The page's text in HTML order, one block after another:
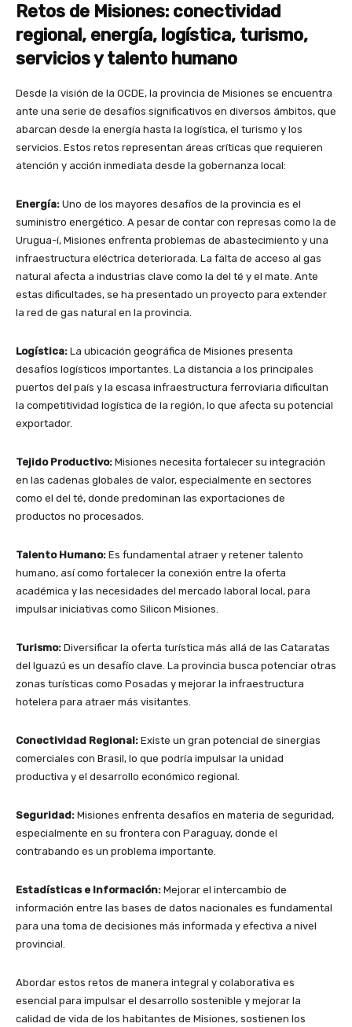
Retos de Misiones: conectividad
regional, energía, logística, turismo,
servicios y talento humano
Desde la visión de la OCDE, la provincia de Misiones se encuentra
ante una serie de desafíos significativos en diversos ámbitos, que
abarcan desde la energía hasta la logística, el turismo y los
servicios. Estos retos representan áreas críticas que requieren
atención y acción inmediata desde la gobernanza local:
Energía: Uno de los mayores desafíos de la provincia es el
suministro energético. A pesar de contar con represas como la de
Urugua-í, Misiones enfrenta problemas de abastecimiento y una
infraestructura eléctrica deteriorada. La falta de acceso al gas
natural afecta a industrias clave como la del té y el mate. Ante
estas dificultades, se ha presentado un proyecto para extender
la red de gas natural en la provincia.
Logística: La ubicación geográfica de Misiones presenta
desafíos logísticos importantes. La distancia a los principales
puertos del país y la escasa infraestructura ferroviaria dificultan
la competitividad logística de la región, lo que afecta su potencial
exportador.
Tejido Productivo: Misiones necesita fortalecer su integración
en las cadenas globales de valor, especialmente en sectores
como el del té, donde predominan las exportaciones de
productos no procesados.
Talento Humano: Es fundamental atraer y retener talento
humano, así como fortalecer la conexión entre la oferta
académica y las necesidades del mercado laboral local, para
impulsar iniciativas como Silicon Misiones.
Turismo: Diversificar la oferta turística más allá de las Cataratas
del Iguazú es un desafío clave. La provincia busca potenciar otras
zonas turísticas como Posadas y mejorar la infraestructura
hotelera para atraer más visitantes.
Conectividad Regional: Existe un gran potencial de sinergias
comerciales con Brasil, lo que podría impulsar la unidad
productiva y el desarrollo económico regional.
Seguridad: Misiones enfrenta desafíos en materia de seguridad,
especialmente en su frontera con Paraguay, donde el
contrabando es un problema importante.
Estadísticas e Información: Mejorar el intercambio de
información entre las bases de datos nacionales es fundamental
para una toma de decisiones más informada y efectiva a nivel
provincial.
Abordar estos retos de manera integral y colaborativa es
esencial para impulsar el desarrollo sostenible y mejorar la
calidad de vida de los habitantes de Misiones, sostienen los